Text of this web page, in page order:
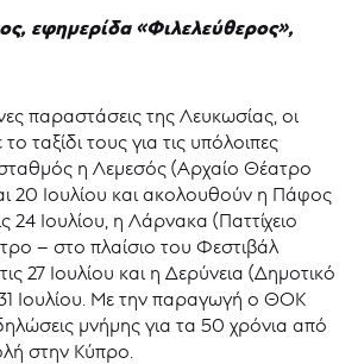
εφημερίδα «Φιλελεύθερος»,
παραστάσεις της Λευκωσίας, οι
το ταξίδι τους για τις υπόλοιπες
η Λεμεσός (Αρχαίο Θέατρο
20 Ιουλίου και ακολουθούν η Πάφος
24 Ιουλίου, η Λάρνακα (Παττίχειο
– στο πλαίσιο του Φεστιβάλ
27 Ιουλίου και η Δερύνεια (Δημοτικό
Ιουλίου. Με την παραγωγή o ΘΟΚ
μνήμης για τα 50 χρόνια από
στην Κύπρο.